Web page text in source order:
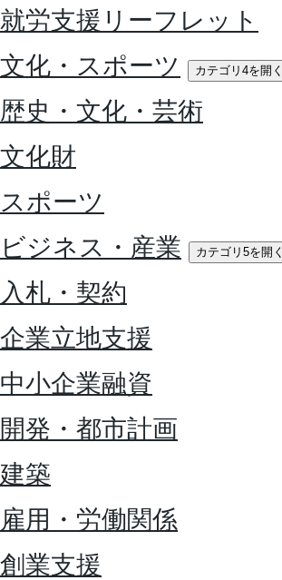
就労支援リーフレット
文化・スポーツ
カテゴリ4を開く
歴史・文化・芸術
文化財
スポーツ
ビジネス・産業
カテゴリ5を開く
入札・契約
企業立地支援
中小企業融資
開発・都市計画
建築
雇用・労働関係
創業支援